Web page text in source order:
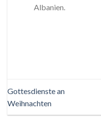
Albanien.
Gottesdienste an
Weihnachten